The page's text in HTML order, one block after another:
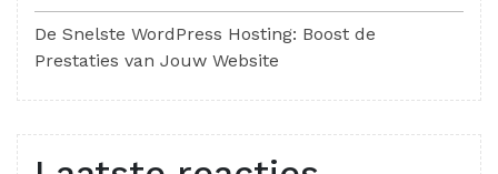
De Snelste WordPress Hosting: Boost de
Prestaties van Jouw Website